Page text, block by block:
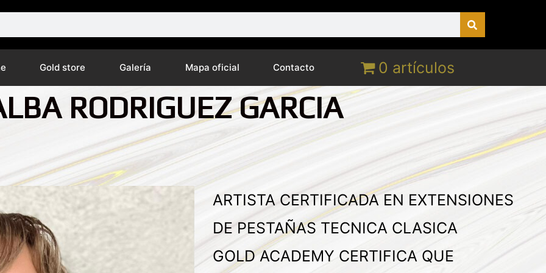
Gold store Galería Mapa oficial Contacto 0 artículos
RODRIGUEZ GARCIA
ARTISTA CERTIFICADA EN EXTENSIONES
DE PESTAÑAS TECNICA CLASICA
GOLD ACADEMY CERTIFICA QUE